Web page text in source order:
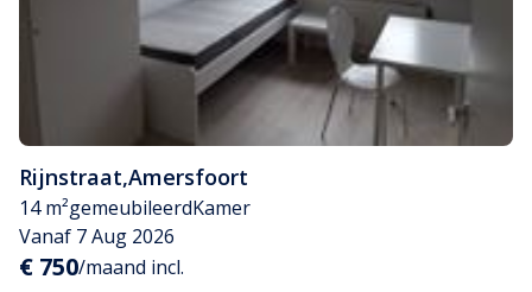
Rijnstraat,Amersfoort
14 m²gemeubileerdKamer
Vanaf 7 Aug 2026
€ 750/maand incl.